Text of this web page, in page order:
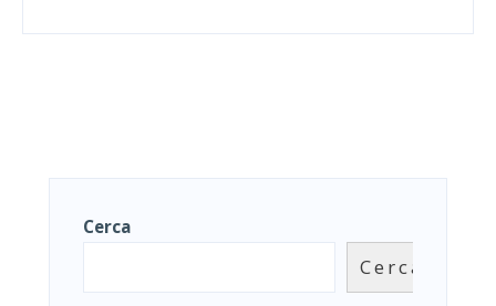
Cerca
Cerca